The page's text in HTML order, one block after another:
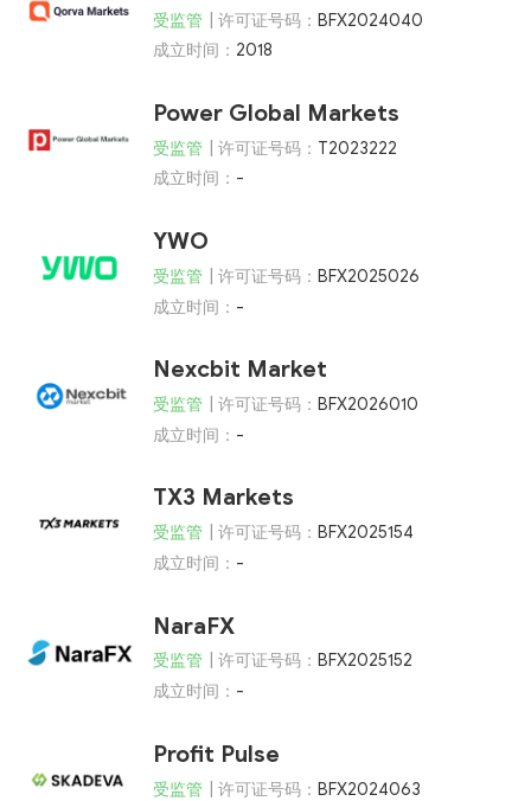
受监管 | 许可证号码： BFX2024040
成立时间： 2018
Power Global Markets
受监管 | 许可证号码： T2023222
成立时间： -
YWO
受监管 | 许可证号码： BFX2025026
成立时间： -
Nexcbit Market
受监管 | 许可证号码： BFX2026010
成立时间： -
TX3 Markets
受监管 | 许可证号码： BFX2025154
成立时间： -
NaraFX
受监管 | 许可证号码： BFX2025152
成立时间： -
Profit Pulse
受监管 | 许可证号码： BFX2024063